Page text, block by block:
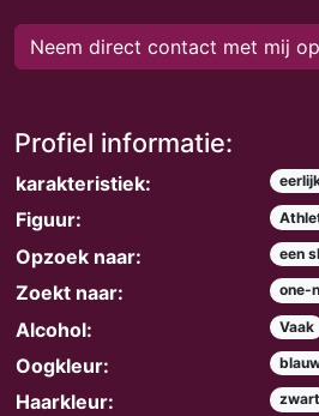
Neem direct contact met mij
Profiel informatie:
karakteristiek:
Figuur:
Opzoek naar: een
Zoekt naar: one-
Alcohol: Vaak
Oogkleur:
Haarkleur: zwart